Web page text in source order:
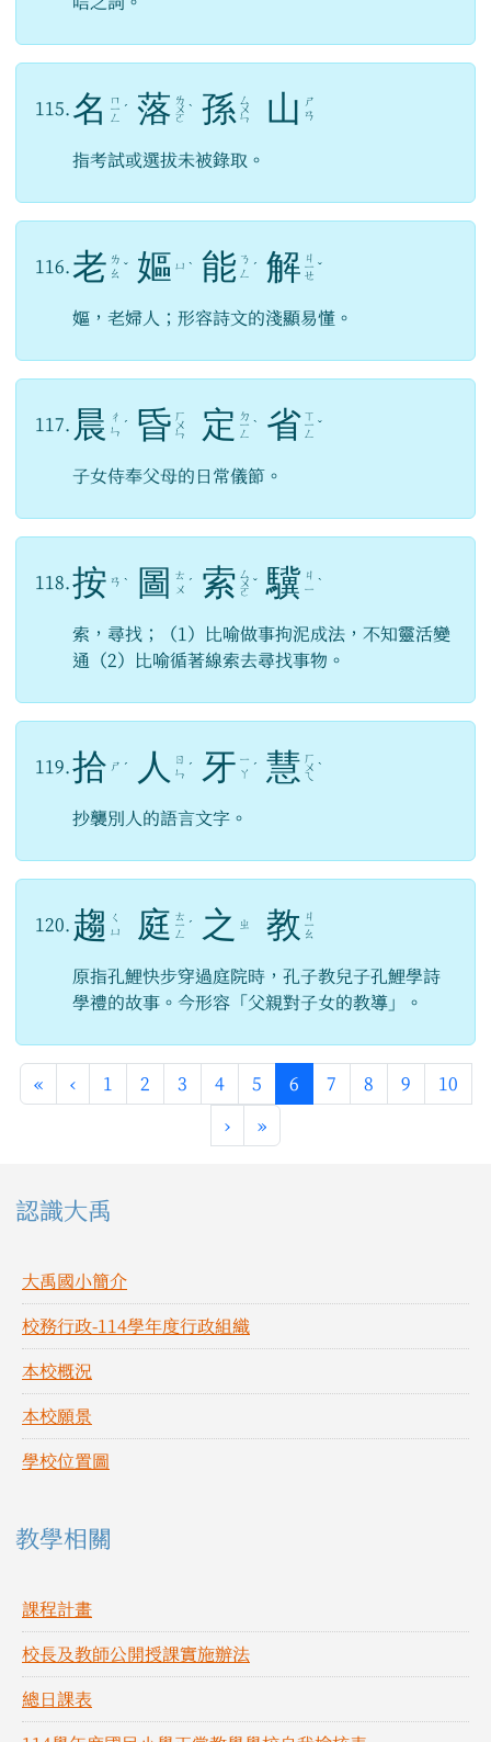
115. 名 ㄇ
ㄧ
ㄥ
ˊ 落 ㄌ
ㄨ
ㄛ
ˋ 孫 ㄙ
ㄨ
ㄣ 山
ㄕ
ㄢ
指考試或選拔未被錄取。
116. 老 ㄌ
ㄠ ˇ 嫗 ㄩ ˋ 能 ㄋ
ㄥ
ˊ 解 ㄐ
ㄧ
ㄝ
ˇ
嫗，老婦人；形容詩文的淺顯易懂。
117. 晨
ㄔ
ㄣ ˊ 昏 ㄏ
ㄨ
ㄣ 定 ㄉ
ㄧ
ㄥ
ˋ 省 ㄒ
ㄧ
ㄥ
ˇ
子女侍奉父母的日常儀節。
118. 按 ㄢ ˋ 圖
ㄊ
ㄨ ˊ 索 ㄙ
ㄨ
ㄛ
ˇ 驥 ㄐ
ㄧ ˋ
索，尋找；（1）比喻做事拘泥成法，不知靈活變
通（2）比喻循著線索去尋找事物。
119. 拾 ㄕ ˊ 人
ㄖ
ㄣ ˊ 牙 ㄧ
ㄚ ˊ 慧 ㄏ
ㄨ
ㄟ
ˋ
抄襲別人的語言文字。
120. 趨
ㄑ
ㄩ
庭 ㄊ
ㄧ
ㄥ
ˊ 之 ㄓ 教 ㄐ
ㄧ
ㄠ
原指孔鯉快步穿過庭院時，孔子教兒子孔鯉學詩
學禮的故事。今形容「父親對子女的教導」。
«第一頁
‹上一頁
1 2 3 4 5 6(目前頁次)
7 8 9 10
›下一頁
»最後頁
左邊區域內容
認識大禹
大禹國小簡介
校務行政-114學年度行政組織
本校概況
本校願景
學校位置圖
教學相關
課程計畫
校長及教師公開授課實施辦法
總日課表